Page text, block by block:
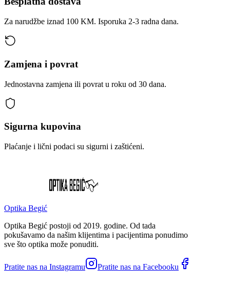
Za narudžbe iznad 100 KM. Isporuka 2-3 radna dana.
Zamjena i povrat
Jednostavna zamjena ili povrat u roku od 30 dana.
Sigurna kupovina
Plaćanje i lični podaci su sigurni i zaštićeni.
Optika Begić
Optika Begić postoji od 2019. godine. Od tada
pokušavamo da našim klijentima i pacijentima ponudimo
sve što optika može ponuditi.
Pratite nas na Instagramu Pratite nas na Facebooku